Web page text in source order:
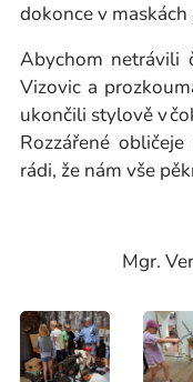
dokonce v
Abychom netrávili
Vizovic a
ukončili stylově v
Rozzářené
rádi, že nám vše
Mgr.